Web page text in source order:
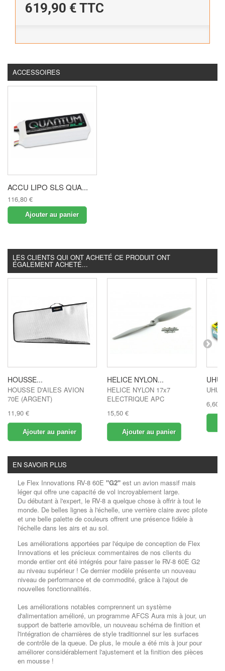
619,90 € TTC
ACCESSOIRES
ACCU LIPO SLS QUA...
116,80 €
Ajouter au panier
LES CLIENTS QUI ONT ACHETÉ CE PRODUIT ONT
ÉGALEMENT ACHETÉ...
HOUSSE...
HOUSSE D'AILES AVION
70E (ARGENT)
11,90 €
Ajouter au panier
HELICE NYLON...
HELICE NYLON 17x7
ELECTRIQUE APC
15,50 €
Ajouter au panier
UHU
UHU
6,60 €
EN SAVOIR PLUS
Le Flex Innovations RV-8 60E "G2" est un avion massif mais
léger qui offre une capacité de vol incroyablement large.
Du débutant à l'expert, le RV-8 a quelque chose à offrir à tout le
monde. De belles lignes à l'échelle, une verrière claire avec pilote
et une belle palette de couleurs offrent une présence fidèle à
l'échelle dans les airs et au sol.
Les améliorations apportées par l'équipe de conception de Flex
Innovations et les précieux commentaires de nos clients du
monde entier ont été intégrés pour faire passer le RV-8 60E G2
au niveau supérieur ! Ce dernier modèle présente un nouveau
niveau de performance et de commodité, grâce à l'ajout de
nouvelles fonctionnalités.
Les améliorations notables comprennent un système
d'alimentation amélioré, un programme AFCS Aura mis à jour, un
support de batterie amovible, un nouveau schéma de finition et
l'intégration de charnières de style traditionnel sur les surfaces
de contrôle de la queue. De plus, le moule a été mis à jour pour
améliorer considérablement l'ajustement et la finition des pièces
en mousse !